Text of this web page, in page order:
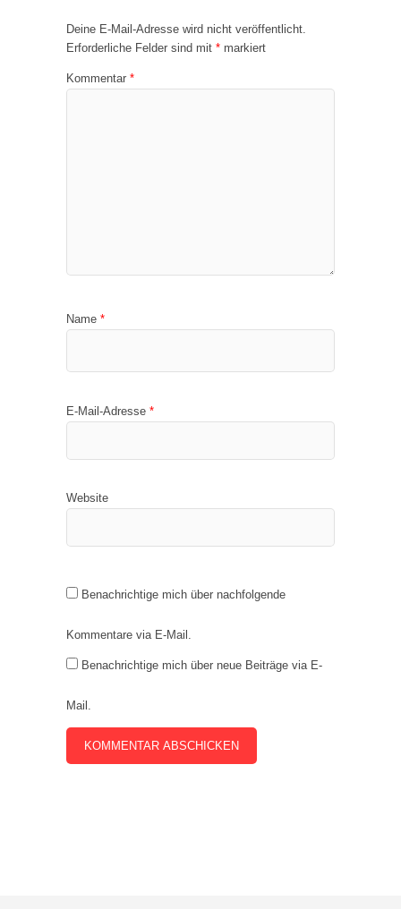
Deine E-Mail-Adresse wird nicht veröffentlicht.
Erforderliche Felder sind mit * markiert
Kommentar *
Name *
E-Mail-Adresse *
Website
Benachrichtige mich über nachfolgende
Kommentare via E-Mail.
Benachrichtige mich über neue Beiträge via E-
Mail.